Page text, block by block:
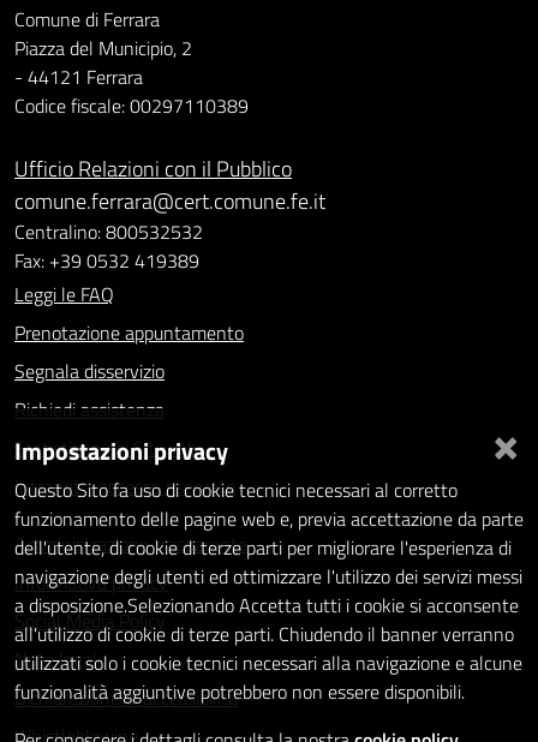
Comune di Ferrara
Piazza del Municipio, 2
- 44121 Ferrara
Codice fiscale: 00297110389
Ufficio Relazioni con il Pubblico
comune.ferrara@cert.comune.fe.it
Centralino: 800532532
Fax: +39 0532 419389
Leggi le FAQ
Prenotazione appuntamento
Segnala disservizio
Richiedi assistenza
Statistiche dei Siti web
Intranet - accesso riservato
Amministrazione trasparente
Informativa privacy
Social Media Policy
Note legali
Dichiarazione di accessibilità
Whistleblowing
×
Impostazioni privacy
Questo Sito fa uso di cookie tecnici necessari al corretto
funzionamento delle pagine web e, previa accettazione da parte
dell'utente, di cookie di terze parti per migliorare l'esperienza di
navigazione degli utenti ed ottimizzare l'utilizzo dei servizi messi
a disposizione.Selezionando Accetta tutti i cookie si acconsente
all'utilizzo di cookie di terze parti. Chiudendo il banner verranno
utilizzati solo i cookie tecnici necessari alla navigazione e alcune
funzionalità aggiuntive potrebbero non essere disponibili.